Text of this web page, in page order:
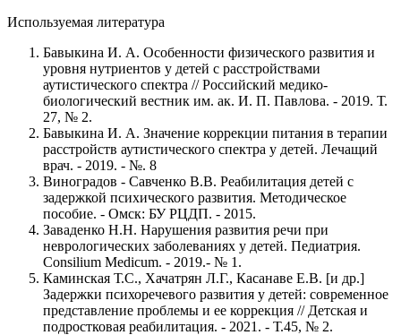
Используемая литература
Бавыкина И. А. Особенности физического развития и
уровня нутриентов у детей с расстройствами
аутистического спектра // Российский медико-
биологический вестник им. ак. И. П. Павлова. - 2019. Т.
27, № 2.
Бавыкина И. А. Значение коррекции питания в терапии
расстройств аутистического спектра у детей. Лечащий
врач. - 2019. - №. 8
Виноградов - Савченко В.В. Реабилитация детей с
задержкой психического развития. Методическое
пособие. - Омск: БУ РЦДП. - 2015.
Заваденко Н.Н. Нарушения развития речи при
неврологических заболеваниях у детей. Педиатрия.
Consilium Medicum. - 2019.- № 1.
Каминская Т.С., Хачатрян Л.Г., Касанаве Е.В. [и др.]
Задержки психоречевого развития у детей: современное
представление проблемы и ее коррекция // Детская и
подростковая реабилитация. - 2021. - Т.45, № 2.